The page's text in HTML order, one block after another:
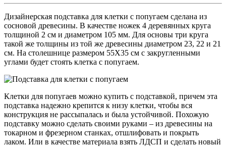
Дизайнерская подставка для клетки с попугаем сделана из
сосновой древесины. В качестве ножек 4 деревянных круга
толщиной 2 см и диаметром 105 мм. Для основы три круга
такой же толщины из той же древесины диаметром 23, 22 и 21
см. На столешнице размером 55Х35 см с закругленными
углами будет стоять клетка с попугаем.
Клетки для попугаев можно купить с подставкой, причем эта
подставка надежно крепится к низу клетки, чтобы вся
конструкция не рассыпалась и была устойчивой. Похожую
подставку можно сделать своими руками – из древесины на
токарном и фрезерном станках, отшлифовать и покрыть
лаком. Или в качестве материала взять ЛДСП и сделать новый